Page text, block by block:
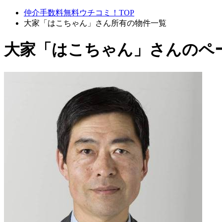
仲介手数料無料ウチコミ！TOP
大家「はこちゃん」さん所有の物件一覧
大家「はこちゃん」さんのペ